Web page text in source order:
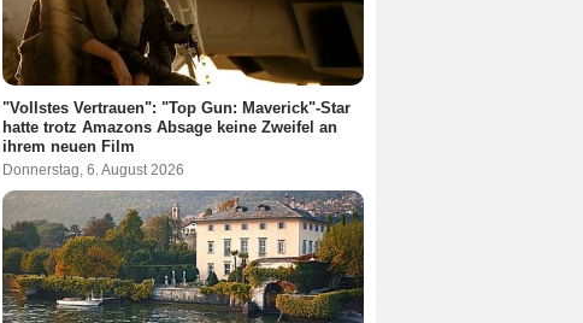
"Vollstes Vertrauen": "Top Gun: Maverick"-Star
hatte trotz Amazons Absage keine Zweifel an
ihrem neuen Film
Donnerstag, 6. August 2026